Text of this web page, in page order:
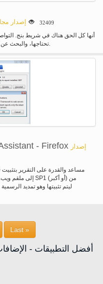
الإعلانات التي تقدم نفسها قبل وأثناء
أخذ هذا في الاعتبار ووضع
الإعلانات. إذا لم تتح لك فرصة
المتاحة في السوق اليوم، فإنه
إصدار 32409
أنها كل الحق هناك في شريط بنج.
تحتاجها، والبحث عن الترفيه التي تريدها، كل ذلك دون ترك الصفحة.
- Firefox إصدار
Last »
أفضل التطبيقات -